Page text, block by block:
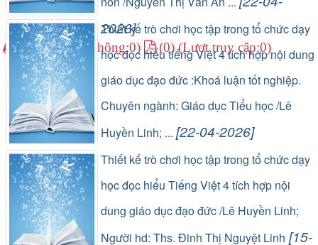
2026]
(1) (Lượt lưu thông:0) (0) (Lượt truy cập:0)
Thiết kế trò chơi học tập trong tổ chức dạy
học đọc hiểu tiếng Việt 4 tích hợp nội dung
giáo dục đạo đức :Khoá luận tốt nghiệp.
Chuyên ngành: Giáo dục Tiểu học /Lê
Huyền Linh; ... [22-04-2026]
(1) (Lượt lưu thông:0) (0) (Lượt truy cập:0)
Thiết kế trò chơi học tập trong tổ chức dạy
học đọc hiểu Tiếng Việt 4 tích hợp nội
dung giáo dục đạo đức /Lê Huyền Linh;
Người hd: Ths. Đinh Thị Nguyệt Linh [15-